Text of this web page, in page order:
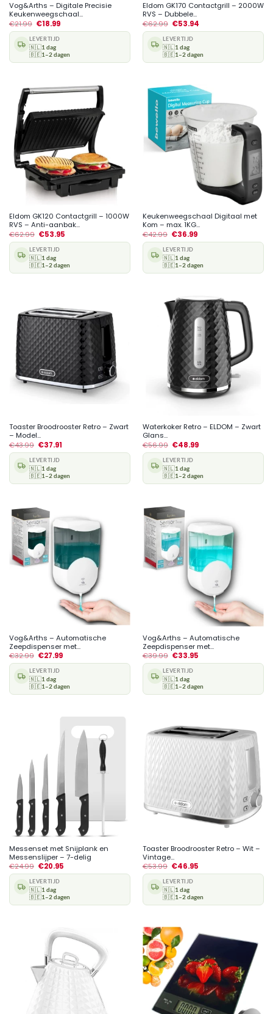
Vog&Arths – Digitale Precisie
Keukenweegschaal...
€21.99 €18.99
LEVERTIJD
🇳🇱1 dag
🇧🇪1–2 dagen
Eldom GK170 Contactgrill – 2000W
RVS – Dubbele...
€62.99 €53.94
LEVERTIJD
🇳🇱1 dag
🇧🇪1–2 dagen
Eldom GK120 Contactgrill – 1000W
RVS – Anti-aanbak...
€62.99 €53.95
LEVERTIJD
🇳🇱1 dag
🇧🇪1–2 dagen
Keukenweegschaal Digitaal met
Kom – max. 1KG...
€42.99 €36.99
LEVERTIJD
🇳🇱1 dag
🇧🇪1–2 dagen
Toaster Broodrooster Retro – Zwart
– Model...
€43.99 €37.91
LEVERTIJD
🇳🇱1 dag
🇧🇪1–2 dagen
Waterkoker Retro – ELDOM – Zwart
Glans...
€56.99 €48.99
LEVERTIJD
🇳🇱1 dag
🇧🇪1–2 dagen
Vog&Arths – Automatische
Zeepdispenser met...
€32.99 €27.99
LEVERTIJD
🇳🇱1 dag
🇧🇪1–2 dagen
Vog&Arths – Automatische
Zeepdispenser met...
€39.99 €33.95
LEVERTIJD
🇳🇱1 dag
🇧🇪1–2 dagen
Messenset met Snijplank en
Messenslijper – 7-delig
€24.99 €20.95
LEVERTIJD
🇳🇱1 dag
🇧🇪1–2 dagen
Toaster Broodrooster Retro – Wit –
Vintage...
€53.99 €46.95
LEVERTIJD
🇳🇱1 dag
🇧🇪1–2 dagen